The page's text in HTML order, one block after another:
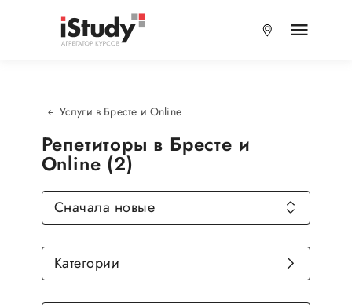
Услуги в Бресте и Online
Репетиторы в Бресте и
Online (2)
Сначала новые
Категории